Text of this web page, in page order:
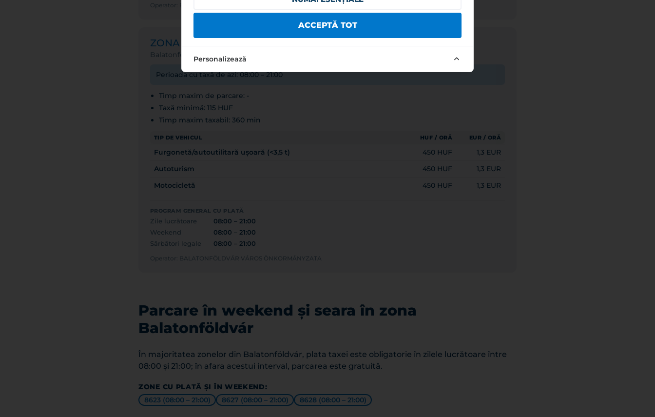
Operator: BALATONFÖLDVÁR VÁROS ÖNKORMÁNYZATA
ZONA de parcare8628
Balatonföldvár strandi parkoló övezet
Perioada cu taxă de azi: 08:00 – 21:00
Timp maxim de parcare: -
Taxă minimă: 115 HUF
Timp maxim taxabil: 360 min
TIP DE VEHICUL HUF / ORĂ EUR / ORĂ
Furgonetă/autoutilitară ușoară (<3,5 t) 450 HUF
1,3 EUR
Autoturism
450 HUF
1,3 EUR
Motocicletă
450 HUF 1,3 EUR
PROGRAM GENERAL CU PLATĂ
Zile lucrătoare
08:00 – 21:00
Weekend
08:00 – 21:00
Sărbători legale
08:00 – 21:00
Operator: BALATONFÖLDVÁR VÁROS ÖNKORMÁNYZATA
Parcare în weekend și seara în zona
Balatonföldvár
În majoritatea zonelor din Balatonföldvár, plata taxei este obligatorie în zilele lucrătoare între
08:00 și 21:00; în afara acestui interval, parcarea este gratuită.
ZONE CU PLATĂ ȘI ÎN WEEKEND:
8623 (08:00 – 21:00)
8627 (08:00 – 21:00) 8628 (08:00 – 21:00)
ACCEPTĂ TOT
Personalizează